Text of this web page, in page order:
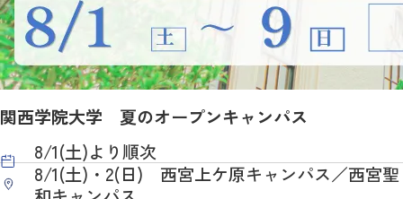
関西学院大学 夏のオープンキャンパス
8/1(土)より順次
8/1(土)・2(日) 西宮上ケ原キャンパス／西宮聖